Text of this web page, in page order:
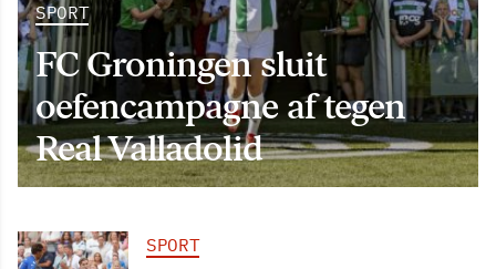
SPORT
FC Groningen sluit
oefencampagne af tegen
Real Valladolid
SPORT